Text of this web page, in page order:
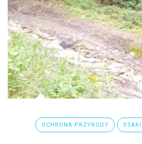
OCHRONA PRZYRODY SSAKI
Ptaki
Ssaki
Wyprawy
TAGI
bekasowate